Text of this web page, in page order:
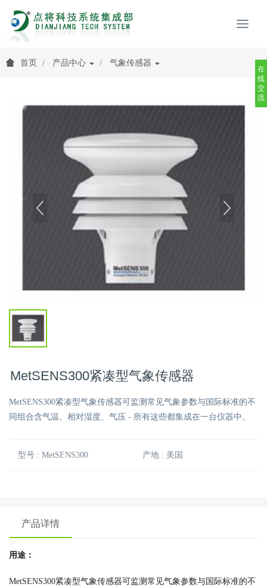
首页 产品中心 气象传感器
MetSENS300紧凑型气象传感器
MetSENS300紧凑型气象传感器可监测常见气象参数与国际标准的不
同组合含气温、相对湿度、气压 - 所有这些都集成在一台仪器中。
型号 : MetSENS300 产地 : 美国
产品详情
用途：
MetSENS300紧凑型气象传感器可监测常见气象参数与国际标准的不
在
线
交
流